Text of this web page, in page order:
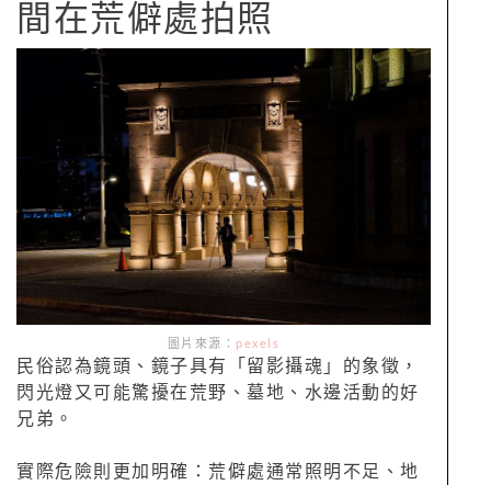
間在荒僻處拍照
圖片來源： pexels
民俗認為鏡頭、鏡子具有「留影攝魂」的象徵，
閃光燈又可能驚擾在荒野、墓地、水邊活動的好
兄弟。
實際危險則更加明確：荒僻處通常照明不足、地